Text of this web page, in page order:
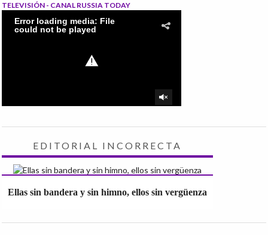
TELEVISIÓN - CANAL RUSSIA TODAY
EDITORIAL INCORRECTA
Ellas sin bandera y sin himno, ellos sin vergüenza